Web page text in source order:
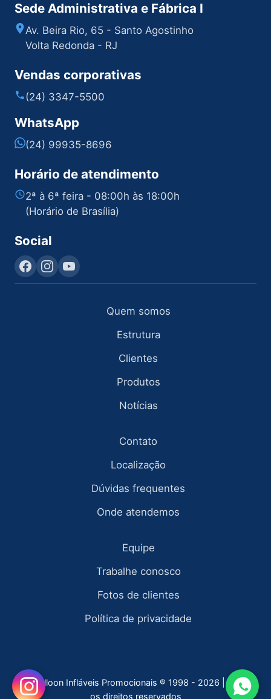
Sede Administrativa e Fábrica I
Av. Beira Rio, 65 - Santo Agostinho
Volta Redonda - RJ
Vendas corporativas
(24) 3347-5500
WhatsApp
(24) 99935-8696
Horário de atendimento
2ª à 6ª feira - 08:00h às 18:00h
(Horário de Brasília)
Social
Quem somos
Estrutura
Clientes
Produtos
Notícias
Contato
Localização
Dúvidas frequentes
Onde atendemos
Equipe
Trabalhe conosco
Fotos de clientes
Política de privacidade
Fly Balloon Infláveis Promocionais ® 1998 - 2026 | todos
os direitos reservados